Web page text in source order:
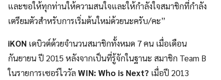
และขอให้ทุกท่านให้ความสนใจและให้กำลังใจสมาชิกที่กำลัง
เตรียมตัวสำหรับการเริ่มต้นใหม่ด้วยนะครับ/คะ”
iKON เดบิวต์ด้วยจำนวนสมาชิกทั้งหมด 7 คน เมื่อเดือน
กันยายน ปี 2015 หลังจากเป็นที่รู้จักในฐานะ สมาชิก Team B
ในรายการเซอร์ไววัลWIN: Who is Next? เมื่อปี 2013